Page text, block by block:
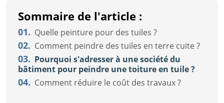
Sommaire de l'article :
01. Quelle peinture pour des tuiles ?
02. Comment peindre des tuiles en terre cuite ?
03. Pourquoi s'adresser à une société du
bâtiment pour peindre une toiture en tuile ?
04. Comment réduire le coût des travaux ?